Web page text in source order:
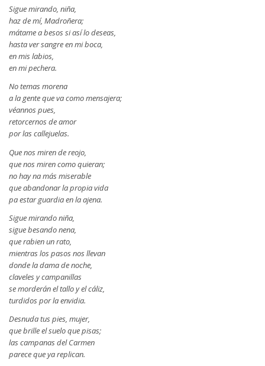
Sigue mirando, niña,
haz de mí, Madroñera;
mátame a besos si así lo deseas,
hasta ver sangre en mi boca,
en mis labios,
en mi pechera.
No temas morena
a la gente que va como mensajera;
véannos pues,
retorcernos de amor
por las callejuelas.
Que nos miren de reojo,
que nos miren como quieran;
no hay na más miserable
que abandonar la propia vida
pa estar guardia en la ajena.
Sigue mirando niña,
sigue besando nena,
que rabien un rato,
mientras los pasos nos llevan
donde la dama de noche,
claveles y campanillas
se morderán el tallo y el cáliz,
turdidos por la envidia.
Desnuda tus pies, mujer,
que brille el suelo que pisas;
las campanas del Carmen
parece que ya replican.